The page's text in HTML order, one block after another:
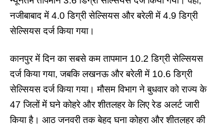
नजीबाबाद में 4.0 डिग्री सेल्सियस और बरेली में 4.9 डिग्री
सेल्सियस दर्ज किया गया।
कानपुर में दिन का सबसे कम तापमान 10.2 डिग्री सेल्सियस
दर्ज किया गया, जबकि लखनऊ और बरेली में 10.6 डिग्री
सेल्सियस दर्ज किया गया। मौसम विभाग ने बुधवार को राज्य के
47 जिलों में घने कोहरे और शीतलहर के लिए रेड अलर्ट जारी
किया है। आठ जनवरी तक बेहद घना कोहरा और शीतलहर की